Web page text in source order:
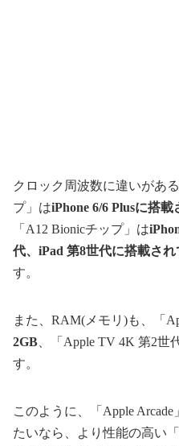
クロック周波数に違いがあ
プ」はiPhone 6/6 Plusに搭
「A12 Bionicチップ」は
代、iPad 第8世代に搭載さ
す。
また、RAM(メモリ)も、「
2GB 、「Apple TV 4K 第2世
す。
このように、「Apple
たいなら、より性能の高い「